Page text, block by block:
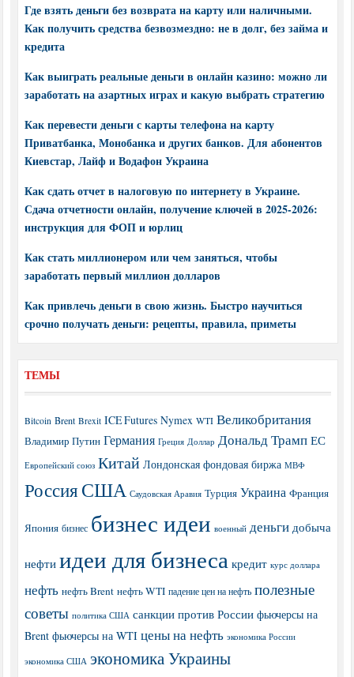
Где взять деньги без возврата на карту или наличными.
Как получить средства безвозмездно: не в долг, без займа и
кредита
Как выиграть реальные деньги в онлайн казино: можно ли
заработать на азартных играх и какую выбрать стратегию
Как перевести деньги с карты телефона на карту
Приватбанка, Монобанка и других банков. Для абонентов
Киевстар, Лайф и Водафон Украина
Как сдать отчет в налоговую по интернету в Украине.
Сдача отчетности онлайн, получение ключей в 2025-2026:
инструкция для ФОП и юрлиц
Как стать миллионером или чем заняться, чтобы
заработать первый миллион долларов
Как привлечь деньги в свою жизнь. Быстро научиться
срочно получать деньги: рецепты, правила, приметы
ТЕМЫ
Bitcoin Brent Brexit ICE Futures Nymex WTI Великобритания
Владимир Путин Германия Греция Доллар Дональд Трамп ЕС
Европейский союз Китай Лондонская фондовая биржа МВФ
РоссияСША Саудовская Аравия Турция Украина Франция
Япония бизнес бизнес идеи военный деньги добыча
нефти идеи для бизнеса кредит курс доллара
нефть нефть Brent нефть WTI падение цен на нефть полезные
советы политика США санкции против России фьючерсы на
Brent фьючерсы на WTI цены на нефть экономика России
экономика США экономика Украины